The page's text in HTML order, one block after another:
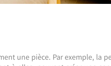
une pièce. Par exemple, la